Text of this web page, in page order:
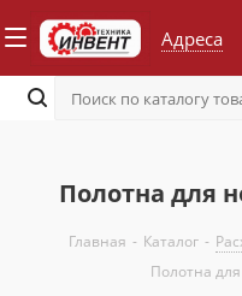
Адреса
Полотна для
Главная - Каталог -
Полотна